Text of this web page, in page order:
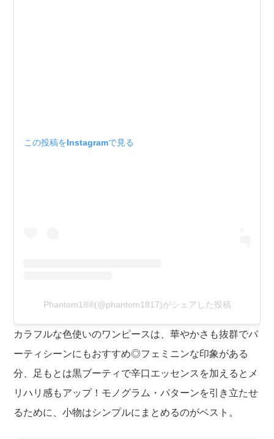
この投稿をInstagramで見る
Phantom18®︎(@phantom1817)がシェアした投稿
カラフルな色使いのワンピースは、華やかさも抜群でパ
ーティシーンにもおすすめ◎フェミニンな印象がある
分、足もとは黒ブーティで辛口エッセンスを加えるとメ
リハリ感もアップ！モノグラム・パターンを引き立たせ
るために、小物はシンプルにまとめるのがベスト。